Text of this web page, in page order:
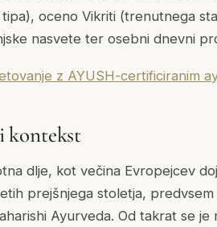
oceno Vikriti (trenutnega
nasvete ter osebni dnevni
z AYUSH-certificiranim
kontekst
dlje, kot večina Evropejcev
prejšnjega stoletja,
Ayurveda. Od takrat se je